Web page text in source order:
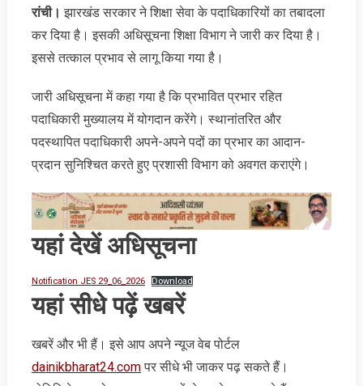
रांची। झारखंड सरकार ने शिक्षा सेवा के पदाधिकारियों का तबादला
कर दिया है। इसकी अधिसूचना शिक्षा विभाग ने जारी कर दिया है।
इससे तत्‍काल प्रभाव से लागू किया गया है।
जारी अधिसूचना में कहा गया है कि प्रभावित प्रभार रहित
पदाधिकारी मुख्‍यालय में योगदान करेंगे। स्‍थानांतरित और
पदस्‍थापित पदाधिकारी अपने-अपने पदों का प्रभार का आदान-
प्रदान सुनिश्चित करते हुए प्रशासी विभाग को अवगत कराएंगे।
यहां देखें अधिसूचना
Notification JES 29_06_2026 Download
यहां सीधे पढ़ें खबरें
खबरें और भी हैं। इसे आप अपने न्‍यूज वेब पोर्टल
dainikbharat24.comपर सीधे भी जाकर पढ़ सकते हैं।